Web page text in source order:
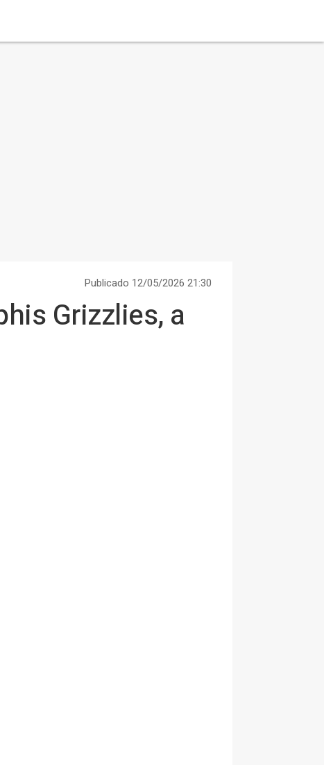
Publicado 12/05/2026 21:30
Grizzlies, a